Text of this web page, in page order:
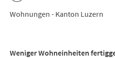
Wohnungen - Kanton Luzern
Weniger Wohneinheiten